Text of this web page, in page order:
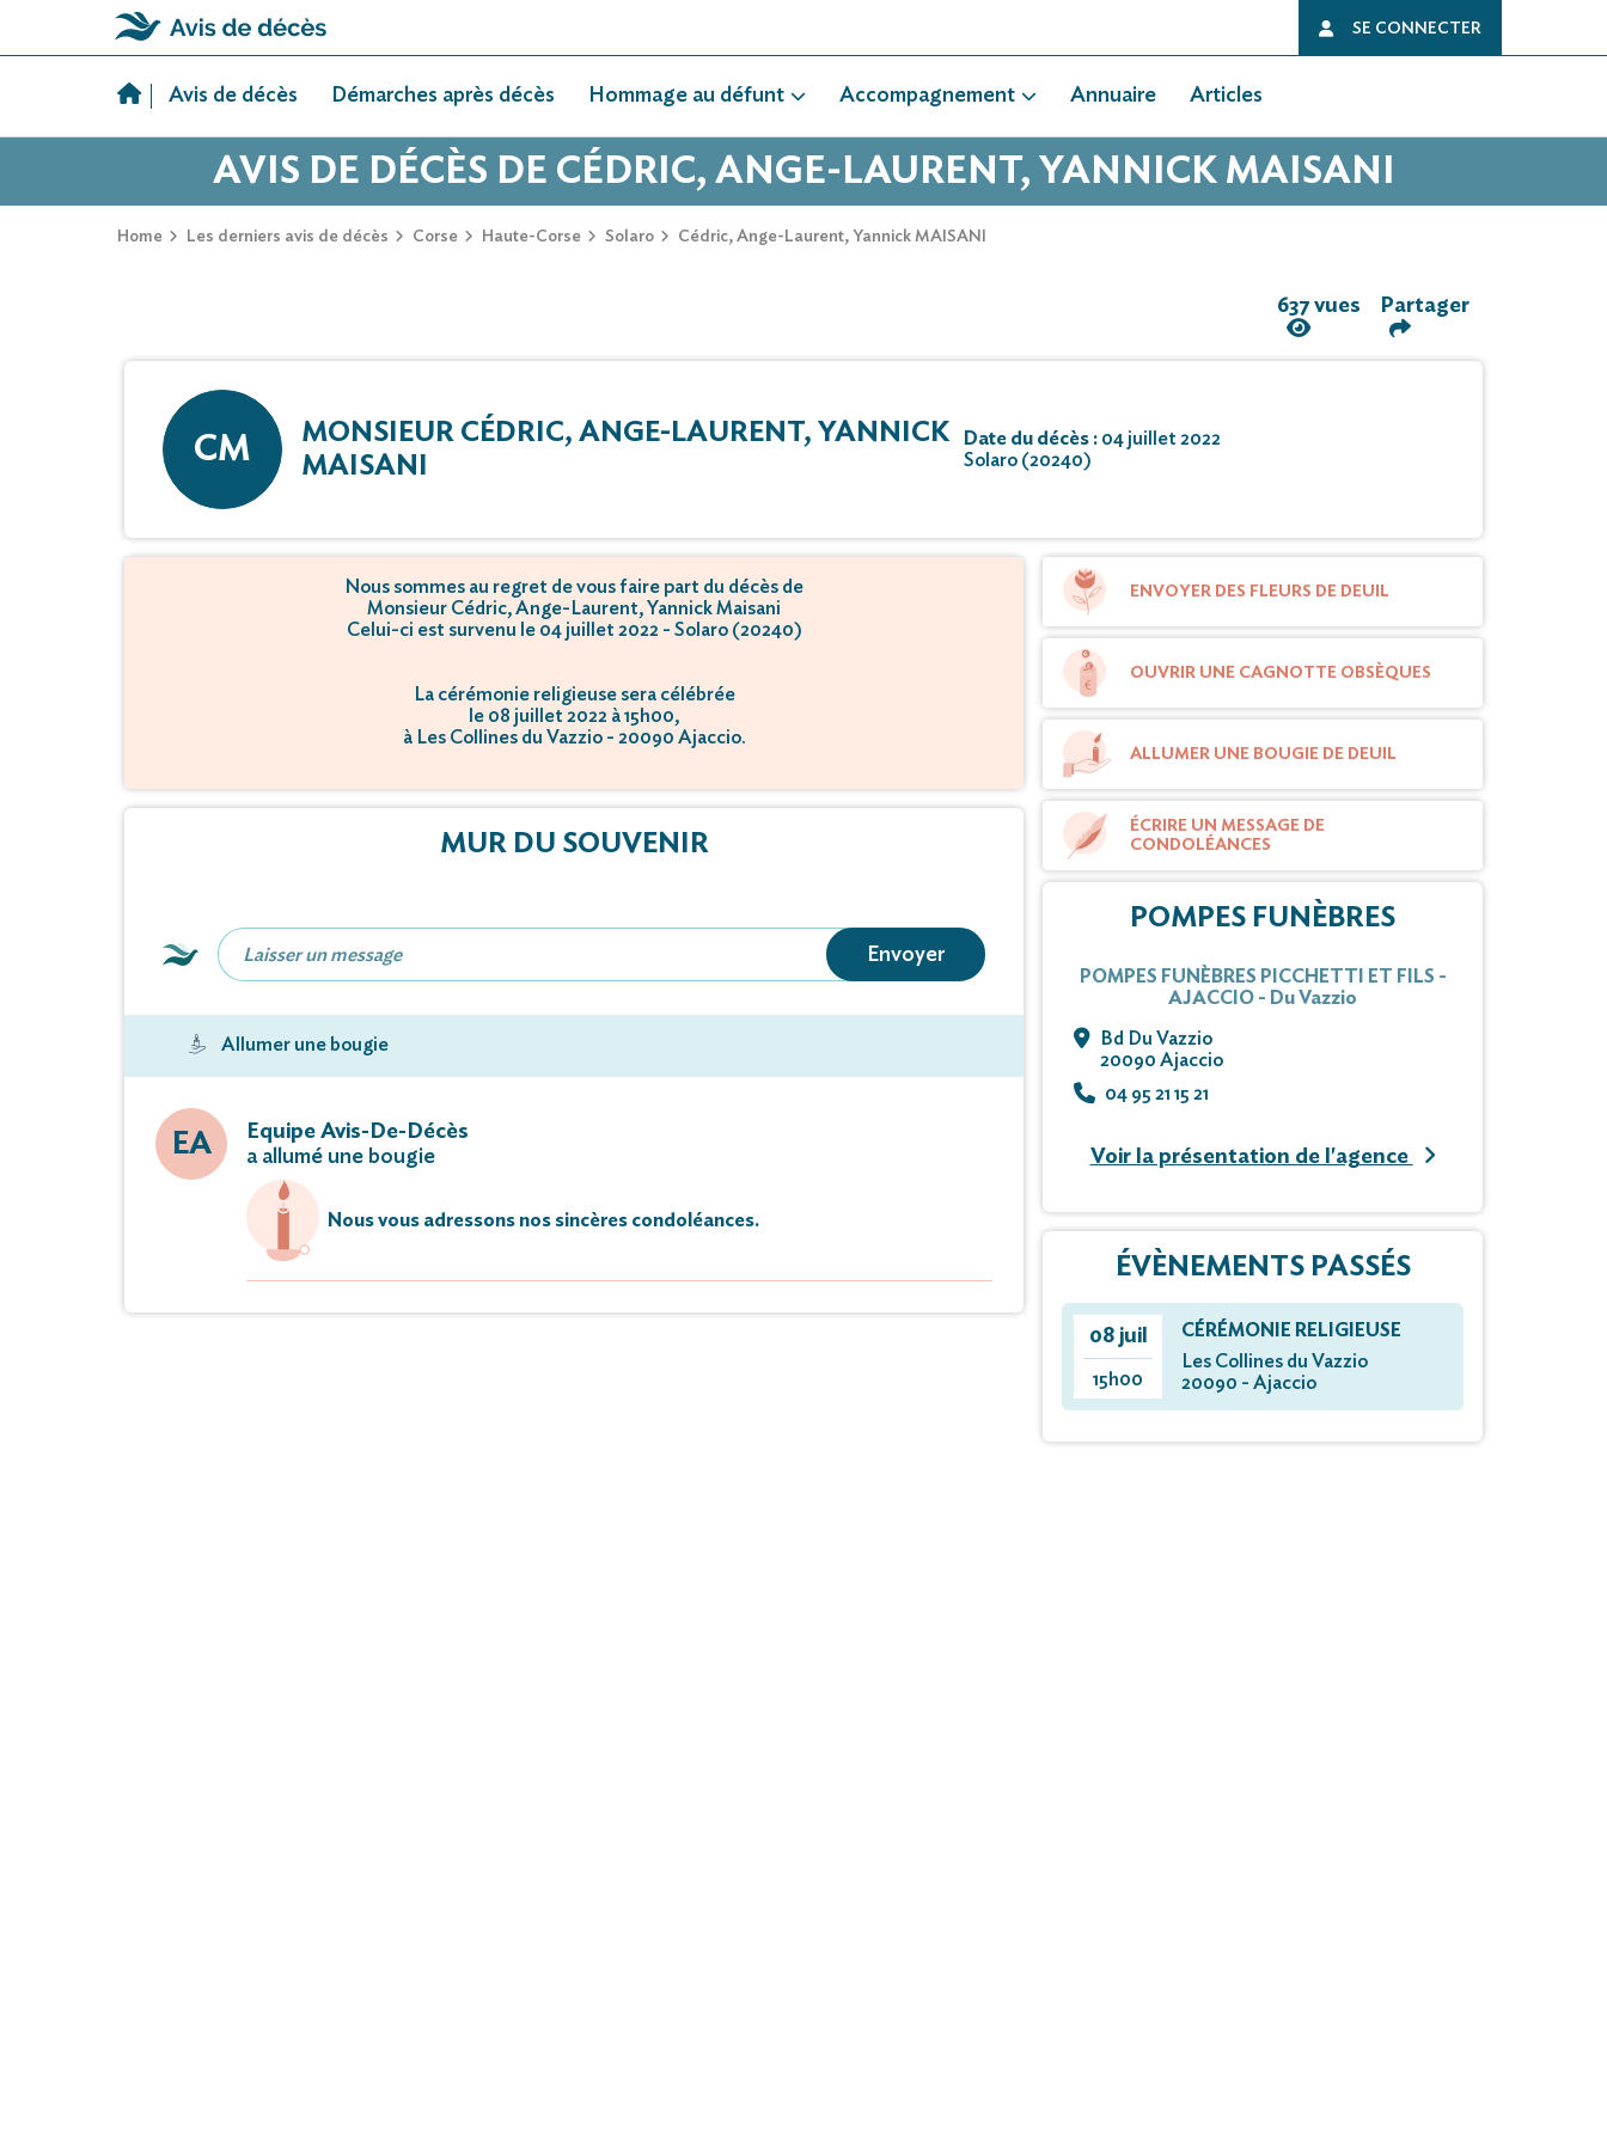
SE CONNECTER
Avis de décès Démarches après décès Hommage au défunt Accompagnement Annuaire Articles
AVIS DE DÉCÈS DE CÉDRIC, ANGE-LAURENT, YANNICK MAISANI
Home Les derniers avis de décès Corse Haute-Corse Solaro Cédric, Ange-Laurent, Yannick MAISANI
637 vues Partager
CM
MONSIEUR CÉDRIC, ANGE-LAURENT, YANNICK
MAISANI
Date du décès : 04 juillet 2022
Solaro (20240)
Nous sommes au regret de vous faire part du décès de
Monsieur Cédric, Ange-Laurent, Yannick Maisani
Celui-ci est survenu le 04 juillet 2022 - Solaro (20240)
La cérémonie religieuse sera célébrée
le 08 juillet 2022 à 15h00,
à Les Collines du Vazzio - 20090 Ajaccio.
MUR DU SOUVENIR
Envoyer
Allumer une bougie
EA
Equipe Avis-De-Décès
a allumé une bougie
Nous vous adressons nos sincères condoléances.
ENVOYER DES FLEURS DE DEUIL
OUVRIR UNE CAGNOTTE OBSÈQUES
ALLUMER UNE BOUGIE DE DEUIL
ÉCRIRE UN MESSAGE DE
CONDOLÉANCES
POMPES FUNÈBRES
POMPES FUNÈBRES PICCHETTI ET FILS -
AJACCIO - Du Vazzio
Bd Du Vazzio
20090 Ajaccio
04 95 21 15 21
Voir la présentation de l'agence
ÉVÈNEMENTS PASSÉS
08 juil
15h00
CÉRÉMONIE RELIGIEUSE
Les Collines du Vazzio
20090 - Ajaccio